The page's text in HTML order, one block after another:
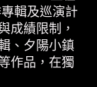
專輯及巡演計
成績限制，
、夕陽小鎮
作品，在獨